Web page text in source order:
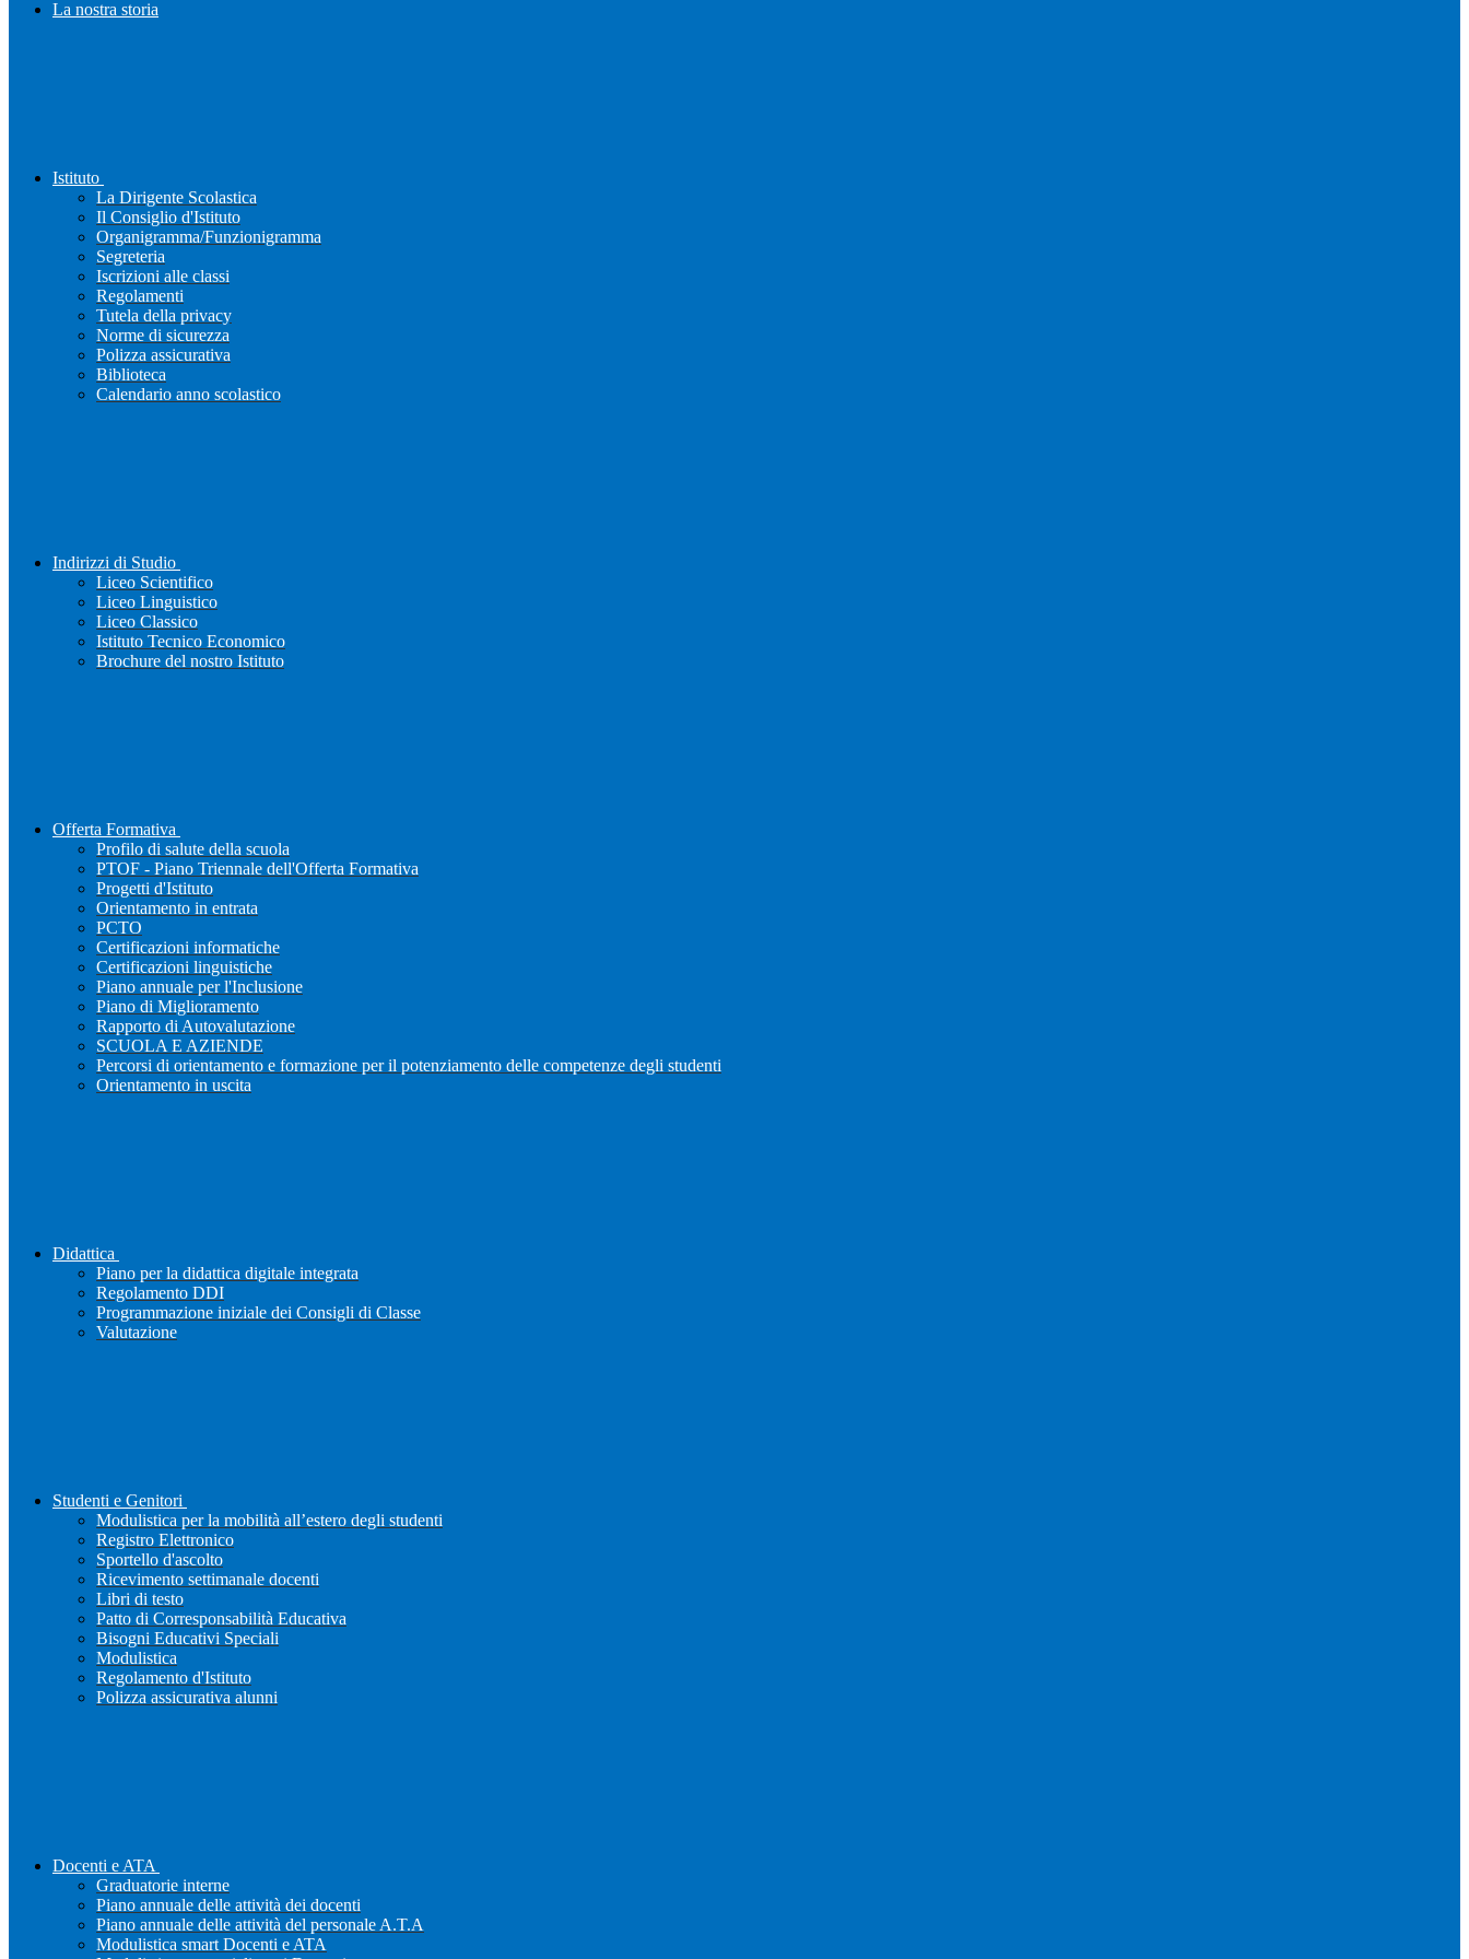
La nostra storia
Istituto
La Dirigente Scolastica
Il Consiglio d'Istituto
Organigramma/Funzionigramma
Segreteria
Iscrizioni alle classi
Regolamenti
Tutela della privacy
Norme di sicurezza
Polizza assicurativa
Biblioteca
Calendario anno scolastico
Indirizzi di Studio
Liceo Scientifico
Liceo Linguistico
Liceo Classico
Istituto Tecnico Economico
Brochure del nostro Istituto
Offerta Formativa
Profilo di salute della scuola
PTOF - Piano Triennale dell'Offerta Formativa
Progetti d'Istituto
Orientamento in entrata
PCTO
Certificazioni informatiche
Certificazioni linguistiche
Piano annuale per l'Inclusione
Piano di Miglioramento
Rapporto di Autovalutazione
SCUOLA E AZIENDE
Percorsi di orientamento e formazione per il potenziamento delle competenze degli studenti
Orientamento in uscita
Didattica
Piano per la didattica digitale integrata
Regolamento DDI
Programmazione iniziale dei Consigli di Classe
Valutazione
Studenti e Genitori
Modulistica per la mobilità all’estero degli studenti
Registro Elettronico
Sportello d'ascolto
Ricevimento settimanale docenti
Libri di testo
Patto di Corresponsabilità Educativa
Bisogni Educativi Speciali
Modulistica
Regolamento d'Istituto
Polizza assicurativa alunni
Docenti e ATA
Graduatorie interne
Piano annuale delle attività dei docenti
Piano annuale delle attività del personale A.T.A
Modulistica smart Docenti e ATA